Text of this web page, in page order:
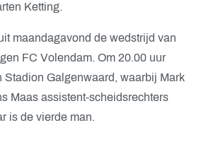
Ketting.
maandagavond de wedstrijd van
FC Volendam. Om 20.00 uur
Stadion Galgenwaard, waarbij Mark
Maas assistent-scheidsrechters
is de vierde man.